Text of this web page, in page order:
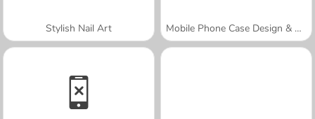
Stylish Nail Art Mobile Phone Case Design & DIY